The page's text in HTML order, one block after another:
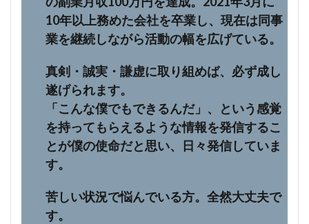
10年以上務めた会社を卒業し、現在は同事
業を継続しながら活動の幅を広げている。
真剣・誠実・謙虚に取り組めば、必ず成し
遂げられます。
「こんな僕でもできるんだ」、という感覚
を持ってもらえるような情報を発信するこ
とが僕の使命だと思い、日々発信していま
す。
苦しい状況で悩んでいる方。全然大丈夫で
す。